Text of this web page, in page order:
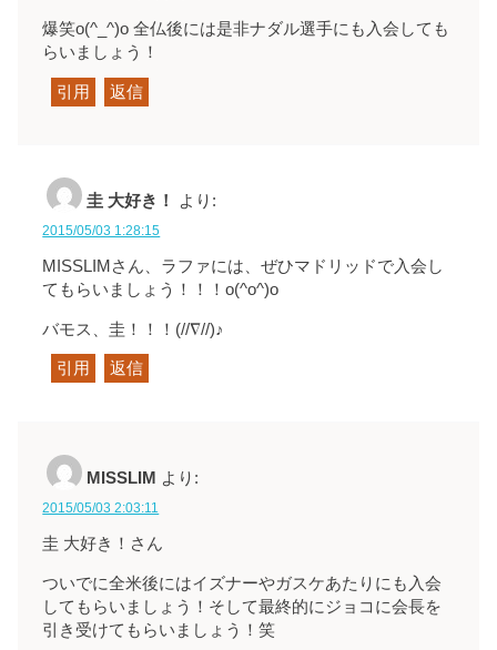
爆笑o(^_^)o 全仏後には是非ナダル選手にも入会しても
らいましょう！
引用 返信
圭 大好き！ より:
2015/05/03 1:28:15
MISSLIMさん、ラファには、ぜひマドリッドで入会し
てもらいましょう！！！o(^o^)o
バモス、圭！！！(//∇//)♪
引用 返信
MISSLIM より:
2015/05/03 2:03:11
圭 大好き！さん
ついでに全米後にはイズナーやガスケあたりにも入会
してもらいましょう！そして最終的にジョコに会長を
引き受けてもらいましょう！笑